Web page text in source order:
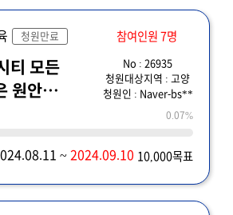
청원만료 참여인원 7명
티 모든
원안을
No : 26935
청원대상지역 : 고양
청원인 : Naver-bs**
0.07%
~2024.09.10 10,000목표